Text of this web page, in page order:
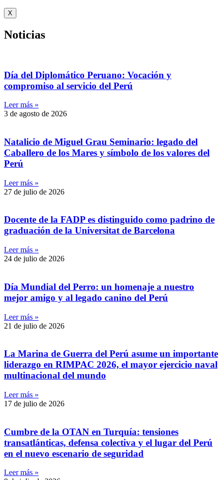
X
Noticias
Día del Diplomático Peruano: Vocación y
compromiso al servicio del Perú
Leer más »
3 de agosto de 2026
Natalicio de Miguel Grau Seminario: legado del
Caballero de los Mares y símbolo de los valores del
Perú
Leer más »
27 de julio de 2026
Docente de la FADP es distinguido como padrino de
graduación de la Universitat de Barcelona
Leer más »
24 de julio de 2026
Día Mundial del Perro: un homenaje a nuestro
mejor amigo y al legado canino del Perú
Leer más »
21 de julio de 2026
La Marina de Guerra del Perú asume un importante
liderazgo en RIMPAC 2026, el mayor ejercicio naval
multinacional del mundo
Leer más »
17 de julio de 2026
Cumbre de la OTAN en Turquía: tensiones
transatlánticas, defensa colectiva y el lugar del Perú
en el nuevo escenario de seguridad
Leer más »